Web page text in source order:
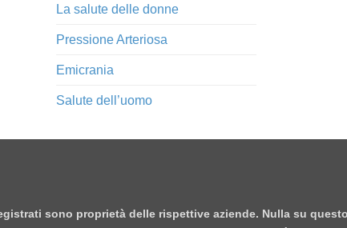
La salute delle donne
Pressione Arteriosa
Emicrania
Salute dell’uomo
sono proprietà delle rispettive aziende. Nulla su